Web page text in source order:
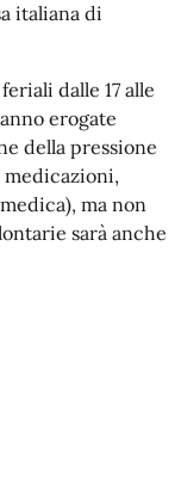
italiana di
dalle 17 alle
erogate
della pressione
ma non
sarà anche